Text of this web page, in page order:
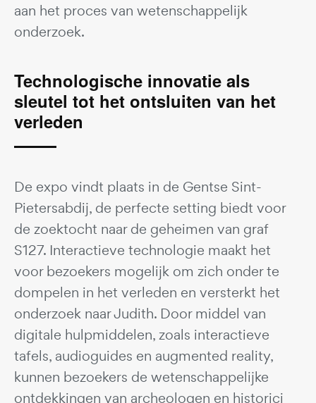
aan het proces van wetenschappelijk
onderzoek.
Technologische innovatie als
sleutel tot het ontsluiten van het
verleden
De expo vindt plaats in de Gentse Sint-
Pietersabdij, de perfecte setting biedt voor
de zoektocht naar de geheimen van graf
S127. Interactieve technologie maakt het
voor bezoekers mogelijk om zich onder te
dompelen in het verleden en versterkt het
onderzoek naar Judith. Door middel van
digitale hulpmiddelen, zoals interactieve
tafels, audioguides en augmented reality,
kunnen bezoekers de wetenschappelijke
ontdekkingen van archeologen en historici